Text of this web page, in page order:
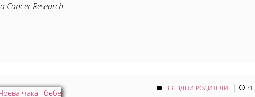
Cancer Research
ЗВЕЗДНИ РОДИТЕЛИ